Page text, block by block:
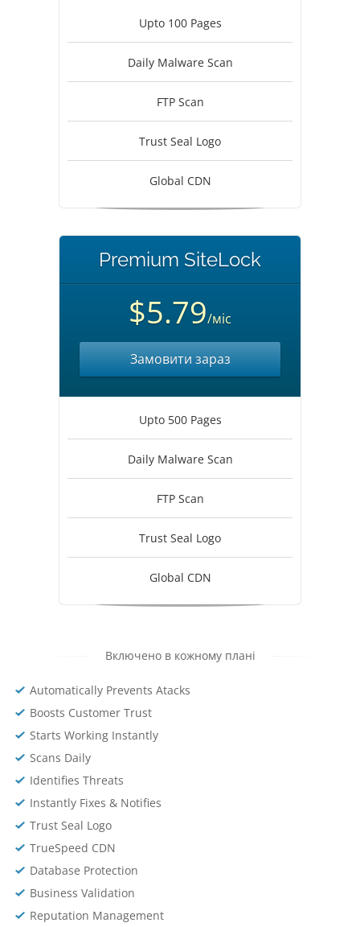
Upto 100 Pages
Daily Malware Scan
FTP Scan
Trust Seal Logo
Global CDN
Premium SiteLock
$5.79/міс
Замовити зараз
Upto 500 Pages
Daily Malware Scan
FTP Scan
Trust Seal Logo
Global CDN
Включено в кожному плані
Automatically Prevents Atacks
Boosts Customer Trust
Starts Working Instantly
Scans Daily
Identifies Threats
Instantly Fixes & Notifies
Trust Seal Logo
TrueSpeed CDN
Database Protection
Business Validation
Reputation Management